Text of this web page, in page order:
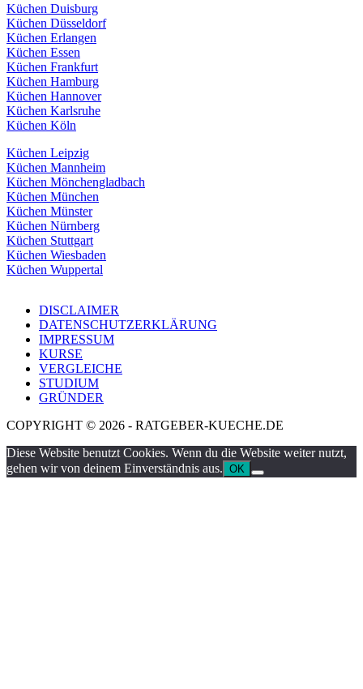
Küchen Duisburg
Küchen Düsseldorf
Küchen Erlangen
Küchen Essen
Küchen Frankfurt
Küchen Hamburg
Küchen Hannover
Küchen Karlsruhe
Küchen Köln
Küchen Leipzig
Küchen Mannheim
Küchen Mönchengladbach
Küchen München
Küchen Münster
Küchen Nürnberg
Küchen Stuttgart
Küchen Wiesbaden
Küchen Wuppertal
DISCLAIMER
DATENSCHUTZERKLÄRUNG
IMPRESSUM
KURSE
VERGLEICHE
STUDIUM
GRÜNDER
COPYRIGHT © 2026 - RATGEBER-KUECHE.DE
Diese Website benutzt Cookies. Wenn du die Website weiter nutzt,
gehen wir von deinem Einverständnis aus. OK